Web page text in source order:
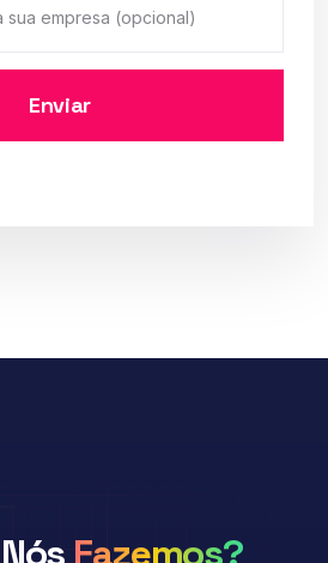
Enviar
Nós Fazemos?